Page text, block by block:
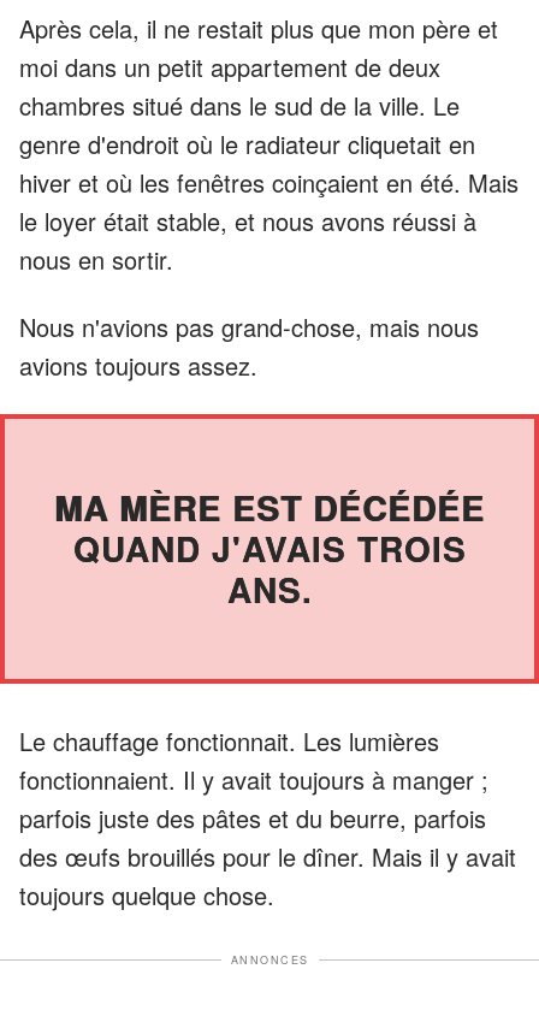
Après cela, il ne restait plus que mon père et
moi dans un petit appartement de deux
chambres situé dans le sud de la ville. Le
genre d'endroit où le radiateur cliquetait en
hiver et où les fenêtres coinçaient en été. Mais
le loyer était stable, et nous avons réussi à
nous en sortir.
Nous n'avions pas grand-chose, mais nous
avions toujours assez.
MA MÈRE EST DÉCÉDÉE
QUAND J'AVAIS TROIS
ANS.
Le chauffage fonctionnait. Les lumières
fonctionnaient. Il y avait toujours à manger ;
parfois juste des pâtes et du beurre, parfois
des œufs brouillés pour le dîner. Mais il y avait
toujours quelque chose.
ANNONCES